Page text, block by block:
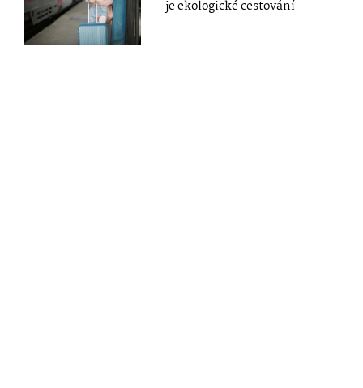
je ekologické cestování